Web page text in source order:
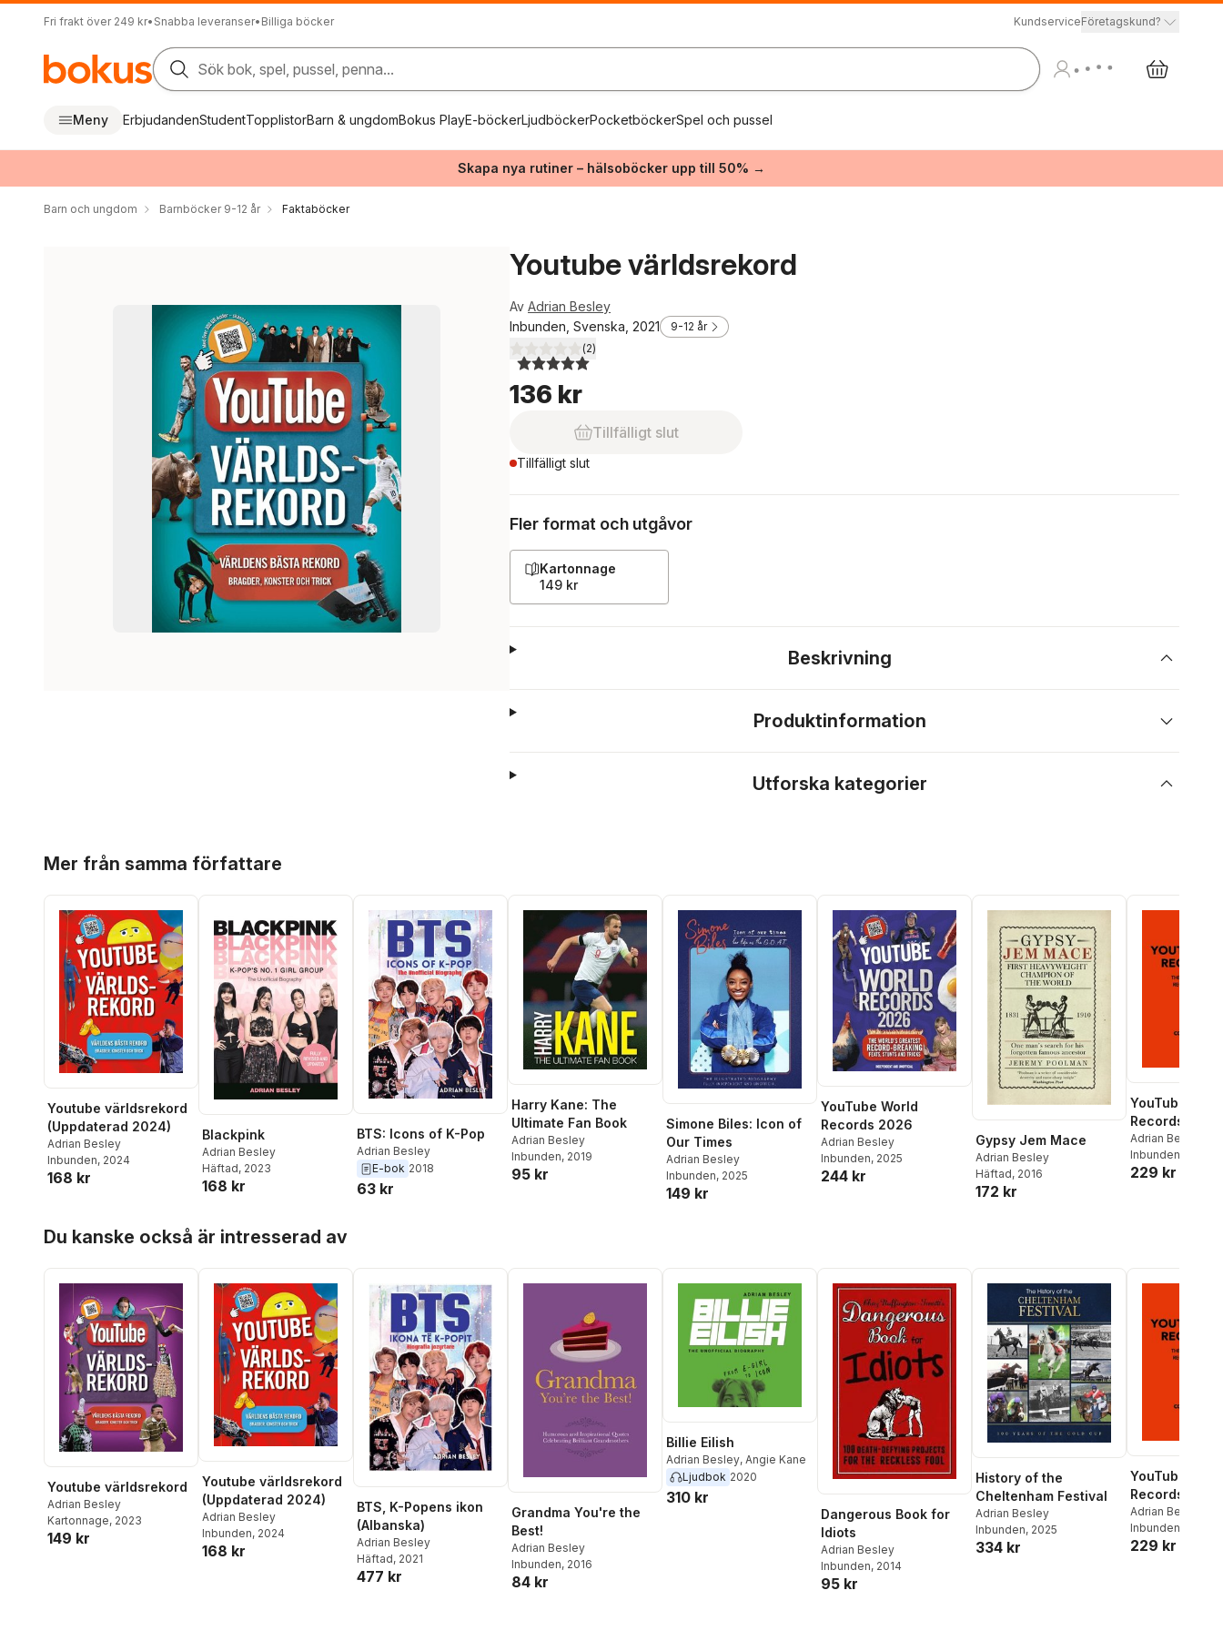
Fri frakt över 249 kr• Snabba leveranser• Billiga böcker KundserviceFöretagskund?
Sök bok, spel, pussel, penna...
Meny ErbjudandenStudentTopplistorBarn & ungdomBokus PlayE-böckerLjudböckerPocketböckerSpel och pussel
Skapa nya rutiner – hälsoböcker upp till 50% →
Barn och ungdom Barnböcker 9-12 år Faktaböcker
Youtube världsrekord
Av Adrian Besley
Inbunden, Svenska, 2021
9-12 år
5,0utav 5 stjärnor. Totalt antal röster:
(2)
136 kr
Tillfälligt slut
Tillfälligt slut
Fler format och utgåvor
Kartonnage
149 kr
Beskrivning
Produktinformation
Utforska kategorier
Mer från samma författare
Youtube världsrekord
(Uppdaterad 2024)
Adrian Besley
Inbunden, 2024
168 kr
Blackpink
Adrian Besley
Häftad, 2023
168 kr
BTS: Icons of K-Pop
Adrian Besley
E-bok 2018
63 kr
Harry Kane: The
Ultimate Fan Book
Adrian Besley
Inbunden, 2019
95 kr
Simone Biles: Icon of
Our Times
Adrian Besley
Inbunden, 2025
149 kr
YouTube World
Records 2026
Adrian Besley
Inbunden, 2025
244 kr
Gypsy Jem Mace
Adrian Besley
Häftad, 2016
172 kr
YouTube
Records 2027
Adrian Besley
Inbunden
229 kr
Du kanske också är intresserad av
Youtube världsrekord
Adrian Besley
Kartonnage, 2023
149 kr
Youtube världsrekord
(Uppdaterad 2024)
Adrian Besley
Inbunden, 2024
168 kr
BTS, K-Popens ikon
(Albanska)
Adrian Besley
Häftad, 2021
477 kr
Grandma You're the
Best!
Adrian Besley
Inbunden, 2016
84 kr
Billie Eilish
Adrian Besley, Angie Kane
Ljudbok 2020
310 kr
Dangerous Book for
Idiots
Adrian Besley
Inbunden, 2014
95 kr
History of the
Cheltenham Festival
Adrian Besley
Inbunden, 2025
334 kr
YouTube
Records 2027
Adrian Besley
Inbunden
229 kr